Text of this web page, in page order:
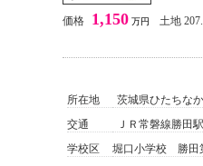
価格 1,150 万円 土地
所在地
茨城県ひたちな
交通
ＪＲ常磐線勝田
学校区
堀口小学校 勝田